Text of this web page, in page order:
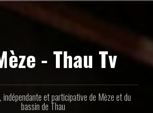
- Thau Tv
indépendante et participative de Mèze et du
bassin de Thau